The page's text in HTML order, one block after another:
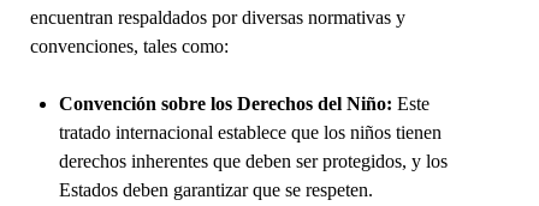
encuentran respaldados por diversas normativas y
convenciones, tales como:
Convención sobre los Derechos del Niño: Este
tratado internacional establece que los niños tienen
derechos inherentes que deben ser protegidos, y los
Estados deben garantizar que se respeten.